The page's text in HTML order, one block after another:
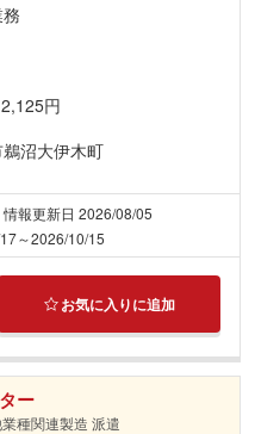
円
沼大伊木町
情報更新日 2026/08/05
～2026/10/15
お気に入りに追加
ー
種関連製造 派遣